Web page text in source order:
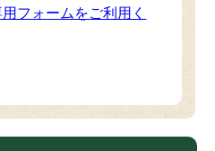
フォームをご利用く